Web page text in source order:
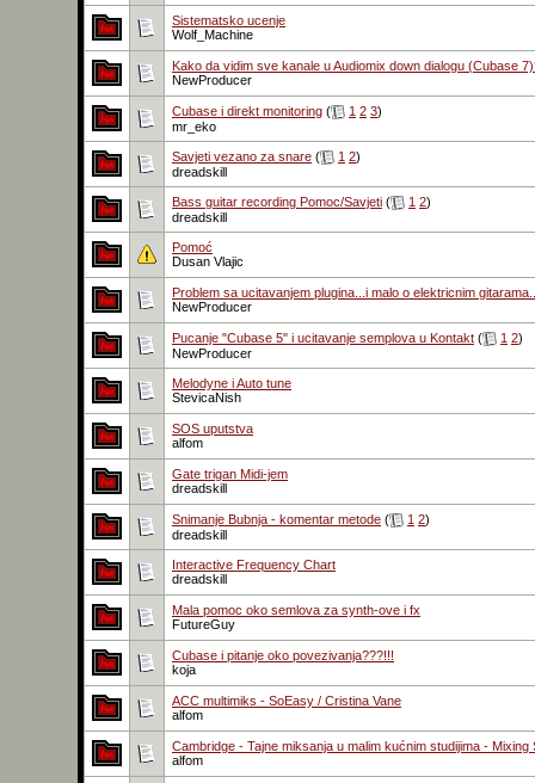
Sistematsko ucenje
Wolf_Machine
Kako da vidim sve kanale u Audiomix down dialogu (Cubase
NewProducer
Cubase i direkt monitoring ( 1 2 3)
mr_eko
Savjeti vezano za snare ( 1 2)
dreadskill
Bass guitar recording Pomoc/Savjeti ( 1 2)
dreadskill
Pomoć
Dusan Vlajic
Problem sa ucitavanjem plugina...i malo o elektricnim
NewProducer
Pucanje "Cubase 5" i ucitavanje semplova u Kontakt ( 1 2)
NewProducer
Melodyne i Auto tune
StevicaNish
SOS uputstva
alfom
Gate trigan Midi-jem
dreadskill
Snimanje Bubnja - komentar metode ( 1 2)
dreadskill
Interactive Frequency Chart
dreadskill
Mala pomoc oko semlova za synth-ove i fx
FutureGuy
Cubase i pitanje oko povezivanja???!!!
koja
ACC multimiks - SoEasy / Cristina Vane
alfom
Cambridge - Tajne miksanja u malim kućnim studijima - Mixing
alfom